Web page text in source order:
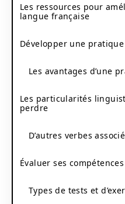
Les ressources pour
langue française
Développer une
Les avantages d’une
Les particularités
perdre
D’autres verbes
Évaluer ses
Types de tests et